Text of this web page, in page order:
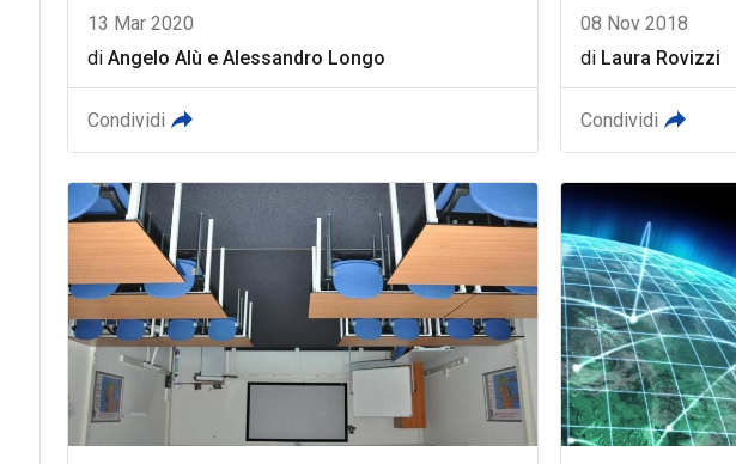
13 Mar 2020
di Angelo Alù e Alessandro Longo
Condividi
08 Nov 2018
di Laura Rovizzi
Condividi